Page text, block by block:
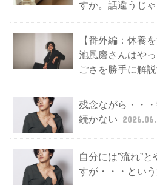
すか。話違うじ
【番外編：休養
池風磨さんはや
ごさを勝手に解
残念ながら・・
続かない
自分には”流れ”
すが・・・とい